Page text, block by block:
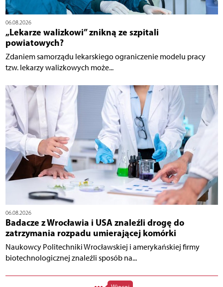
06.08.2026
„Lekarze walizkowi” znikną ze szpitali
powiatowych?
Zdaniem samorządu lekarskiego ograniczenie modelu pracy
tzw. lekarzy walizkowych może...
06.08.2026
Badacze z Wrocławia i USA znaleźli drogę do
zatrzymania rozpadu umierającej komórki
Naukowcy Politechniki Wrocławskiej i amerykańskiej firmy
biotechnologicznej znaleźli sposób na...